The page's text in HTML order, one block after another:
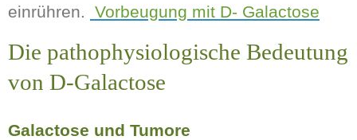
einrühren.
Vorbeugung mit D- Galactose
Die pathophysiologische Bedeutung
von D-Galactose
Galactose und Tumore